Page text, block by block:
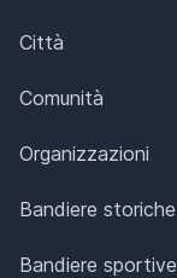
Città
Comunità
Organizzazioni
Bandiere storiche
Bandiere sportive